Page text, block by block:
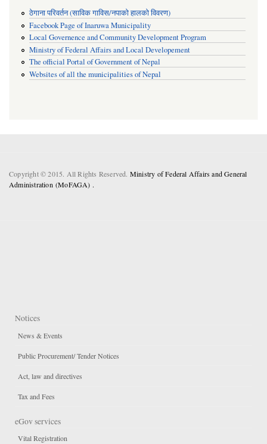
ठेगाना परिवर्तन (साविक गाविस/नपाको हालको विवरण)
Facebook Page of Inaruwa Municipality
Local Governence and Community Development Program
Ministry of Federal Affairs and Local Developement
The official Portal of Government of Nepal
Websites of all the municipalities of Nepal
Copyright © 2015. All Rights Reserved. Ministry of Federal Affairs and General
Administration (MoFAGA) .
Notices
News & Events
Public Procurement/ Tender Notices
Act, law and directives
Tax and Fees
eGov services
Vital Registration